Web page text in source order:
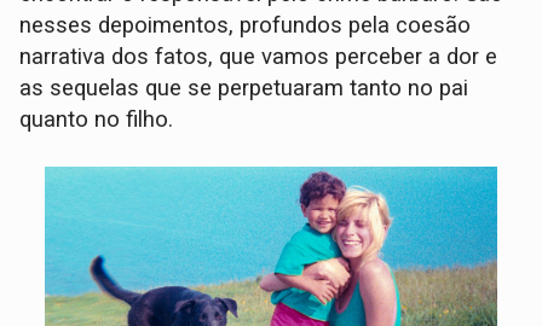
nesses depoimentos, profundos pela coesão
narrativa dos fatos, que vamos perceber a dor e
as sequelas que se perpetuaram tanto no pai
quanto no filho.